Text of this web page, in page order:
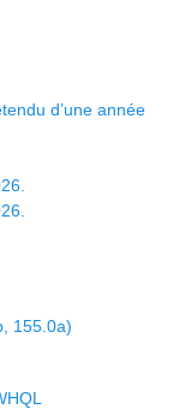
d’une année
155.0a)